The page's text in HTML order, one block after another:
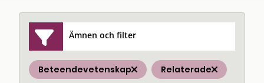
Ämnen och filter
Beteendevetenskap Relaterade